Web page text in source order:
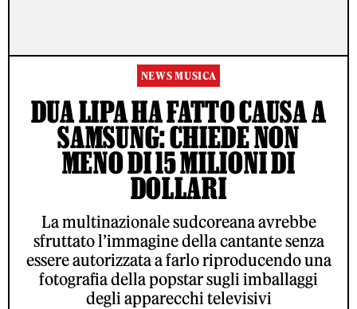
NEWS MUSICA
DUA LIPA HA FATTO CAUSA A
SAMSUNG: CHIEDE NON
MENO DI 15 MILIONI DI
DOLLARI
La multinazionale sudcoreana avrebbe
sfruttato l’immagine della cantante senza
essere autorizzata a farlo riproducendo una
fotografia della popstar sugli imballaggi
degli apparecchi televisivi